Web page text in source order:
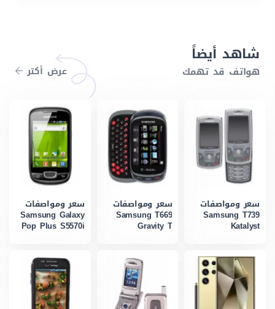
شاهد أيضاً
هواتف قد تهمك عرض أكتر
سعر ومواصفات
Samsung T739
Katalyst
سعر ومواصفات
Samsung T669
Gravity T
سعر ومواصفات
Samsung Galaxy
Pop Plus S5570i